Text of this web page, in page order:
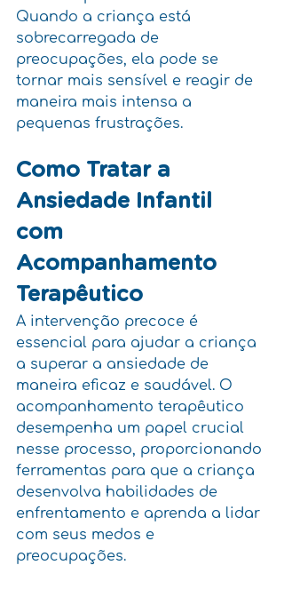
Quando a criança está
sobrecarregada de
preocupações, ela pode se
tornar mais sensível e reagir de
maneira mais intensa a
pequenas frustrações.
Como Tratar a
Ansiedade Infantil
com
Acompanhamento
Terapêutico
A intervenção precoce é
essencial para ajudar a criança
a superar a ansiedade de
maneira eficaz e saudável. O
acompanhamento terapêutico
desempenha um papel crucial
nesse processo, proporcionando
ferramentas para que a criança
desenvolva habilidades de
enfrentamento e aprenda a lidar
com seus medos e
preocupações.